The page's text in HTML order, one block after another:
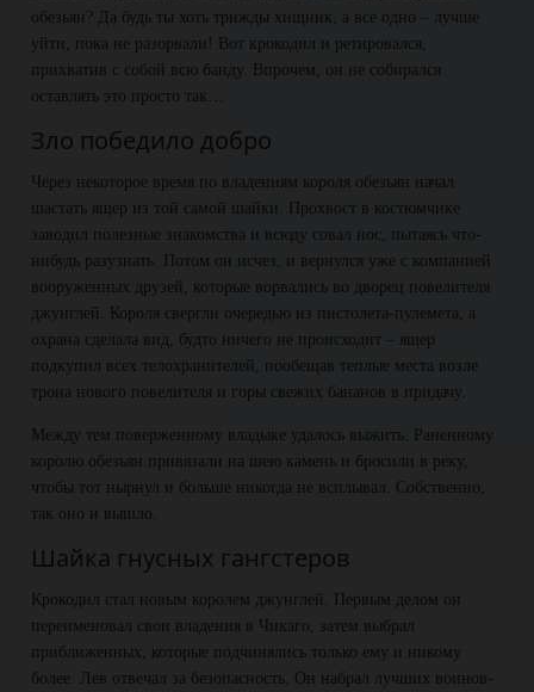
обезьян? Да будь ты хоть трижды хищник, а все одно – лучше
уйти, пока не разорвали! Вот крокодил и ретировался,
прихватив с собой всю банду. Впрочем, он не собирался
оставлять это просто так…
Зло победило добро
Через некоторое время по владениям короля обезьян начал
шастать ящер из той самой шайки. Прохвост в костюмчике
заводил полезные знакомства и всюду совал нос, пытаясь что-
нибудь разузнать. Потом он исчез, и вернулся уже с компанией
вооруженных друзей, которые ворвались во дворец повелителя
джунглей. Короля свергли очередью из пистолета-пулемета, а
охрана сделала вид, будто ничего не происходит – ящер
подкупил всех телохранителей, пообещав теплые места возле
трона нового повелителя и горы свежих бананов в придачу.
Между тем поверженному владыке удалось выжить. Раненному
королю обезьян привязали на шею камень и бросили в реку,
чтобы тот нырнул и больше никогда не всплывал. Собственно,
так оно и вышло.
Шайка гнусных гангстеров
Крокодил стал новым королем джунглей. Первым делом он
переименовал свои владения в Чикаго, затем выбрал
приближенных, которые подчинялись только ему и никому
более. Лев отвечал за безопасность. Он набрал лучших воинов-